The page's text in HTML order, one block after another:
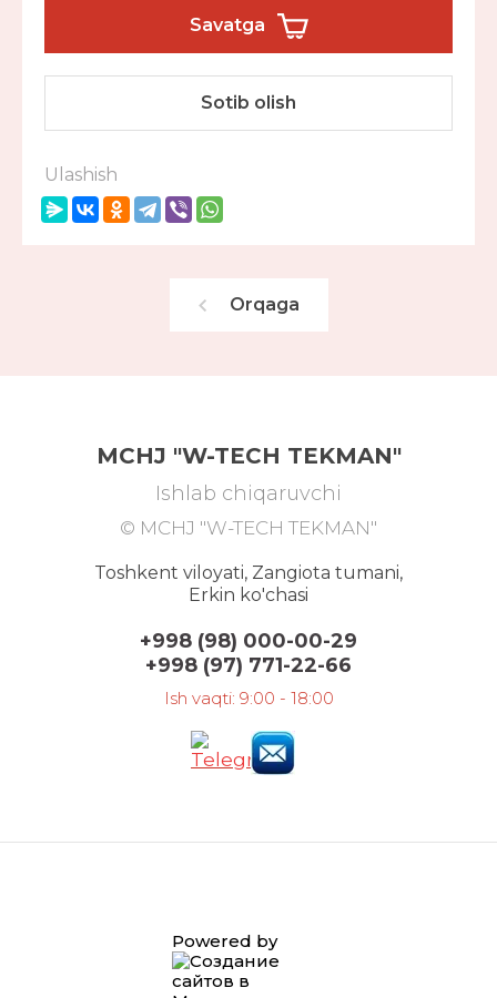
Savatga
Sotib olish
Ulashish
Orqaga
MCHJ "W-TECH TEKMAN"
Ishlab chiqaruvchi
© MCHJ "W-TECH TEKMAN"
Toshkent viloyati, Zangiota tumani,
Erkin ko'chasi
+998 (98) 000-00-29
+998 (97) 771-22-66
Ish vaqti: 9:00 - 18:00
Powered by